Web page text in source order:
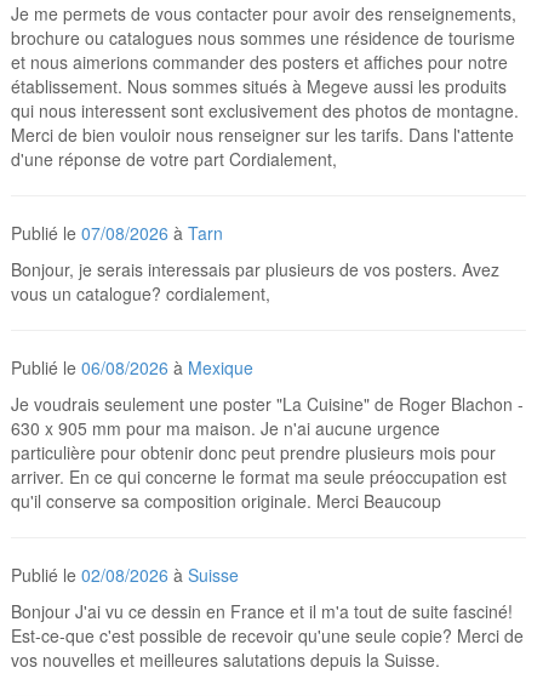
Je me permets de vous contacter pour avoir des renseignements,
brochure ou catalogues nous sommes une résidence de tourisme
et nous aimerions commander des posters et affiches pour notre
établissement. Nous sommes situés à Megeve aussi les produits
qui nous interessent sont exclusivement des photos de montagne.
Merci de bien vouloir nous renseigner sur les tarifs. Dans l'attente
d'une réponse de votre part Cordialement,
Publié le07/08/2026 àTarn
Bonjour, je serais interessais par plusieurs de vos posters. Avez
vous un catalogue? cordialement,
Publié le06/08/2026 à Mexique
Je voudrais seulement une poster "La Cuisine" de Roger Blachon -
630 x 905 mm pour ma maison. Je n'ai aucune urgence
particulière pour obtenir donc peut prendre plusieurs mois pour
arriver. En ce qui concerne le format ma seule préoccupation est
qu'il conserve sa composition originale. Merci Beaucoup
Publié le02/08/2026 àSuisse
Bonjour J'ai vu ce dessin en France et il m'a tout de suite fasciné!
Est-ce-que c'est possible de recevoir qu'une seule copie? Merci de
vos nouvelles et meilleures salutations depuis la Suisse.